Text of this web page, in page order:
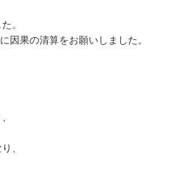
。
因果の清算をお願いしました。
、